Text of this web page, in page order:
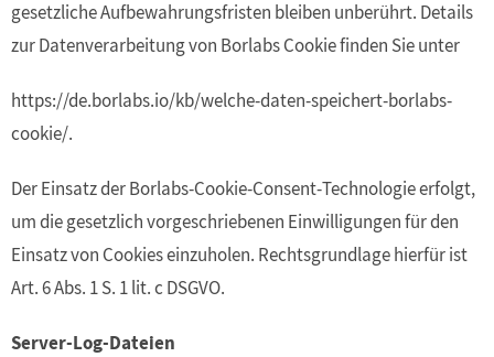
gesetzliche Aufbewahrungsfristen bleiben unberührt. Details
zur Datenverarbeitung von Borlabs Cookie finden Sie unter
https://de.borlabs.io/kb/welche-daten-speichert-borlabs-
cookie/.
Der Einsatz der Borlabs-Cookie-Consent-Technologie erfolgt,
um die gesetzlich vorgeschriebenen Einwilligungen für den
Einsatz von Cookies einzuholen. Rechtsgrundlage hierfür ist
Art. 6 Abs. 1 S. 1 lit. c DSGVO.
Server-Log-Dateien